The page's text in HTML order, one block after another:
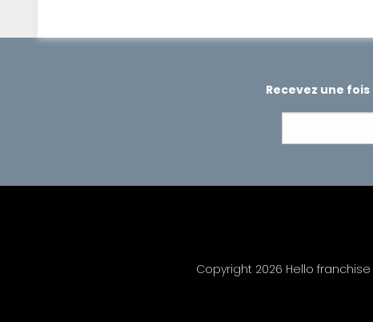
Recevez une
Copyright 2026 Hello